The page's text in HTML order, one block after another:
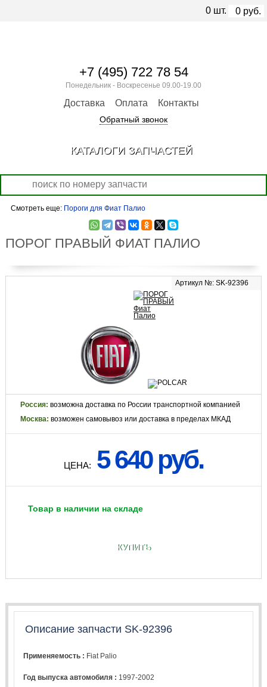
Смотреть еще: Пороги для Фиат Палио
ПОРОГ ПРАВЫЙ ФИАТ ПАЛИО
Артикул №: SK-92396
Россия: возможна доставка по России транспортной компанией
Москва: возможен самовывоз или доставка в пределах МКАД
ЦЕНА: 5 640 руб.
Товар в наличии на складе
КУПИТЬ
Описание запчасти SK-92396
Применяемость : Fiat Palio
Год выпуска автомобиля : 1997-2002
+7 (495) 722 78 54
Понедельник - Воскресенье 09.00-19.00
Доставка Оплата Контакты
Обратный звонок
0 шт. 0 руб.
КАТАЛОГИ ЗАПЧАСТЕЙ